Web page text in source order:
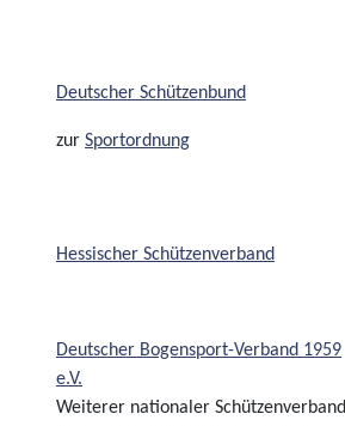
Deutscher Schützenbund
zur Sportordnung
Hessischer Schützenverband
Deutscher Bogensport-Verband 1959
e.V.
Weiterer nationaler Schützenverband